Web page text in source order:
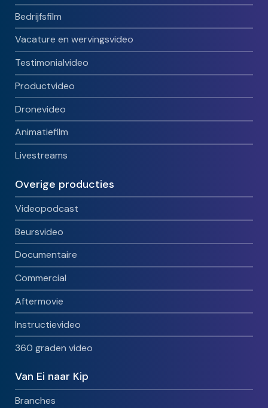
Bedrijfsfilm
Vacature en wervingsvideo
Testimonialvideo
Productvideo
Dronevideo
Animatiefilm
Livestreams
Overige producties
Videopodcast
Beursvideo
Documentaire
Commercial
Aftermovie
Instructievideo
360 graden video
Van Ei naar Kip
Branches